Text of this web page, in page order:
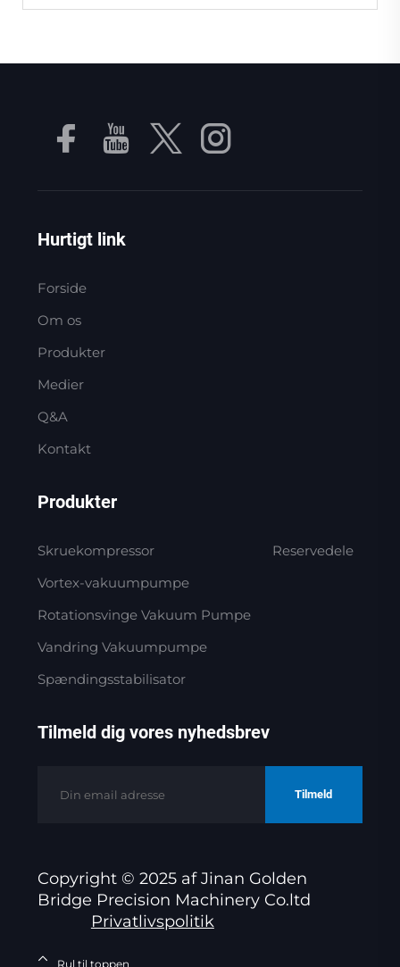
Hurtigt link
Forside
Om os
Produkter
Medier
Q&A
Kontakt
Produkter
Skruekompressor
Vortex-vakuumpumpe
Rotationsvinge Vakuum Pumpe
Vandring Vakuumpumpe
Spændingsstabilisator
Reservedele
Tilmeld dig vores nyhedsbrev
Tilmeld
Copyright © 2025 af Jinan Golden
Bridge Precision Machinery Co.ltd
Privatlivspolitik
Rul til toppen